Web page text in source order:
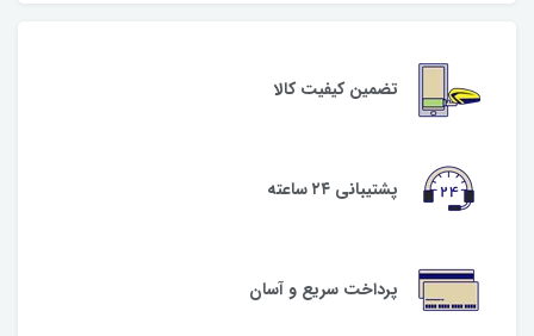
تضمین کیفیت کالا
پشتیبانی ۲۴ ساعته
پرداخت سریع و آسان